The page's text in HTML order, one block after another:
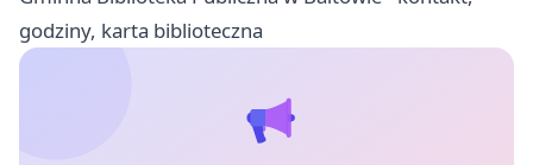
godziny, karta biblioteczna